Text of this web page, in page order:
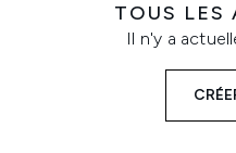
TOUS LES
Il n'y a